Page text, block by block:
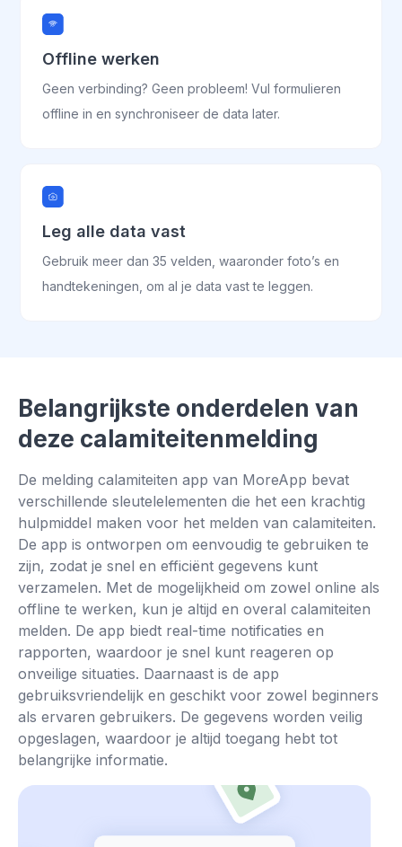
Offline werken
Geen verbinding? Geen probleem! Vul formulieren
offline in en synchroniseer de data later.
Leg alle data vast
Gebruik meer dan 35 velden, waaronder foto’s en
handtekeningen, om al je data vast te leggen.
Belangrijkste onderdelen van
deze calamiteitenmelding
De melding calamiteiten app van MoreApp bevat
verschillende sleutelelementen die het een krachtig
hulpmiddel maken voor het melden van calamiteiten.
De app is ontworpen om eenvoudig te gebruiken te
zijn, zodat je snel en efficiënt gegevens kunt
verzamelen. Met de mogelijkheid om zowel online als
offline te werken, kun je altijd en overal calamiteiten
melden. De app biedt real-time notificaties en
rapporten, waardoor je snel kunt reageren op
onveilige situaties. Daarnaast is de app
gebruiksvriendelijk en geschikt voor zowel beginners
als ervaren gebruikers. De gegevens worden veilig
opgeslagen, waardoor je altijd toegang hebt tot
belangrijke informatie.